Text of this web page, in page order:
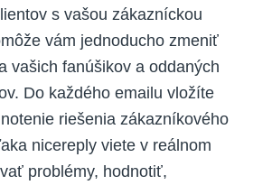
s vašou zákazníckou
vám jednoducho zmeniť
vašich fanúšikov a oddaných
Do každého emailu vložíte
riešenia zákazníkového
nicereply viete v reálnom
problémy, hodnotiť,